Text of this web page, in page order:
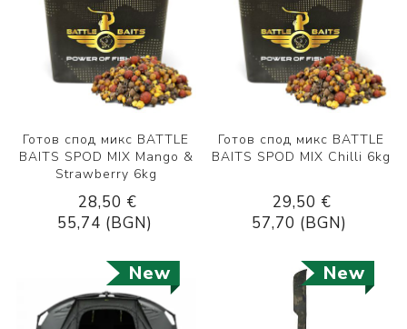
Готов спод микс BATTLE
BAITS SPOD MIX Mango &
Strawberry 6kg
28,50 €
55,74 (BGN)
Готов спод микс BATTLE
BAITS SPOD MIX Chilli 6kg
29,50 €
57,70 (BGN)
New New